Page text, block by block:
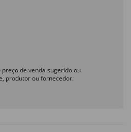
preço de venda sugerido ou
produtor ou fornecedor.